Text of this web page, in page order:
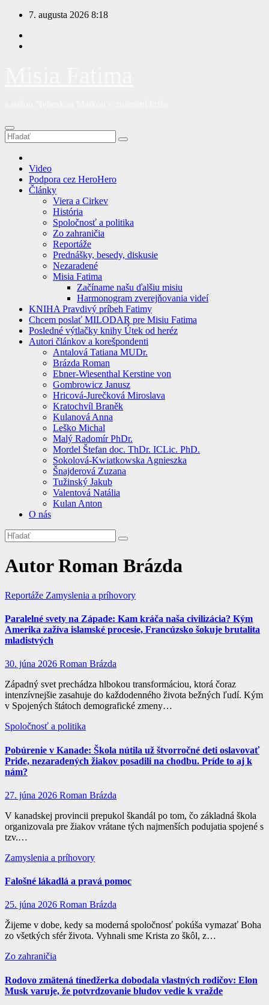
Prejsť
obsah
7. augusta 2026 8:18
Video
Podpora cez HeroHero
Články
Viera a Cirkev
História
Spoločnosť a politika
Zo zahraničia
Reportáže
Prednášky, besedy, diskusie
Nezaradené
Misia Fatima
Začíname našu ďalšiu misiu
Harmonogram zverejňovania videí
KNIHA Pravdivý príbeh Fatimy
Chcem poslať MILODAR pre Misiu Fatima
Posledné výtlačky knihy Útek od heréz
Autori článkov a korešpondenti
Antalová Tatiana MUDr.
Brázda Roman
Ebner-Wiesenthal Kerstine von
Gombrowicz Janusz
Hricová-Jurečková Miroslava
Kratochvíl Braněk
Kulanová Anna
Leško Michal
Malý Radomír PhDr.
Mordel Štefan doc. ThDr. ICLic. PhD.
Sokolová-Kwiatkowska Agnieszka
Šnajderová Zuzana
Tužinský Jakub
Valentová Natália
Kulan Anton
O nás
AutorRoman Brázda
Reportáže Zamyslenia a príhovory
Paralelné svety na Západe: Kam kráča naša civilizácia? Kým
Amerika zažíva islamské procesie, Francúzsko šokuje brutalita
mladistvých
30. júna 2026 Roman Brázda
Západný svet prechádza hlbokou transformáciou, ktorá čoraz
intenzívnejšie zasahuje do každodenného života bežných ľudí. Kým
v Spojených štátoch demografické zmeny…
Spoločnosť a politika
Pobúrenie v Kanade: Škola nútila už štvorročné deti oslavovať
Pride, nezaradených žiakov posadili na chodbu. Príde to aj k
nám?
27. júna 2026 Roman Brázda
V kanadskej provincii prepukol škandál po tom, čo základná škola
organizovala pre žiakov vrátane tých najmenších podujatia spojené s
tzv.…
Zamyslenia a príhovory
Falošné lákadlá a pravá pomoc
25. júna 2026 Roman Brázda
Žijeme v dobe, kedy sa moderná spoločnosť pokúša vymazať Boha
zo všetkých sfér života. Vyhnali sme Krista zo škôl, z…
Zo zahraničia
Rodovo zmätená tínedžerka dobodala vlastných rodičov: Elon
Musk varuje, že potvrdzovanie bludov vedie k vražde